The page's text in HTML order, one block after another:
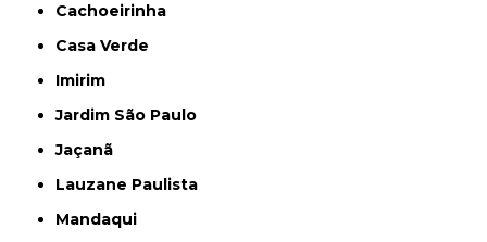
Cachoeirinha
Casa Verde
Imirim
Jardim São Paulo
Jaçanã
Lauzane Paulista
Mandaqui